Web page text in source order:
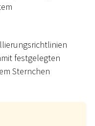
festgelegten
Sternchen